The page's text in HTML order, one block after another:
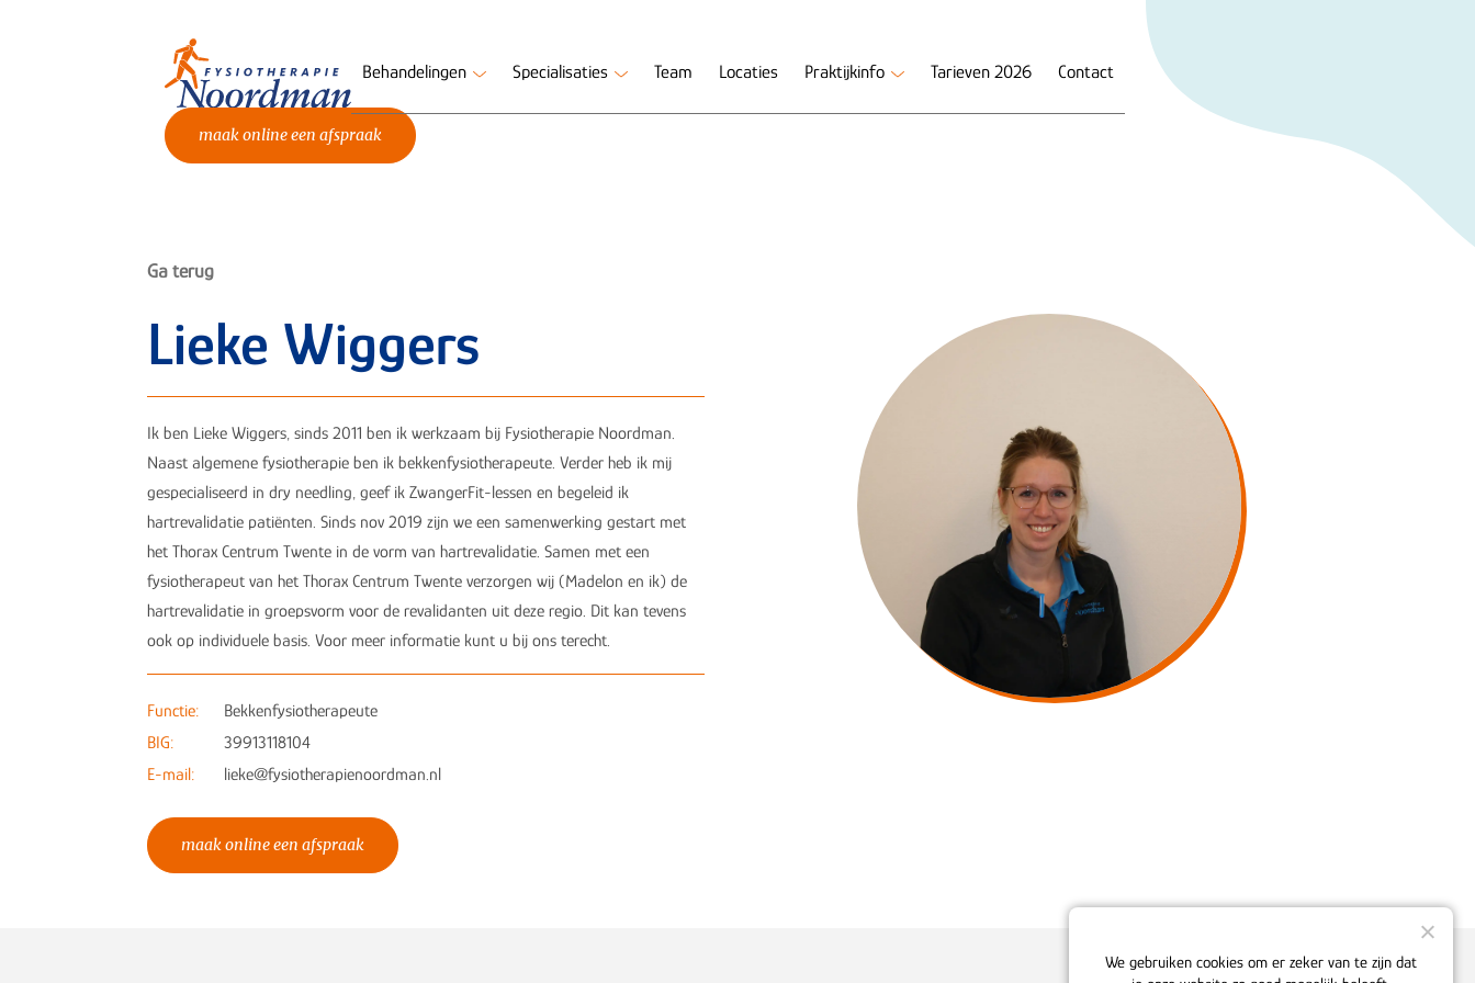
Behandelingen Specialisaties Team Locaties Praktijkinfo Tarieven 2026 Contact
maak online een afspraak
Ga terug
Lieke Wiggers
Ik ben Lieke Wiggers, sinds 2011 ben ik werkzaam bij Fysiotherapie Noordman.
Naast algemene fysiotherapie ben ik bekkenfysiotherapeute. Verder heb ik mij
gespecialiseerd in dry needling, geef ik ZwangerFit-lessen en begeleid ik
hartrevalidatie patiënten. Sinds nov 2019 zijn we een samenwerking gestart met
het Thorax Centrum Twente in de vorm van hartrevalidatie. Samen met een
fysiotherapeut van het Thorax Centrum Twente verzorgen wij (Madelon en ik) de
hartrevalidatie in groepsvorm voor de revalidanten uit deze regio. Dit kan tevens
ook op individuele basis. Voor meer informatie kunt u bij ons terecht.
Functie:
Bekkenfysiotherapeute
BIG:
39913118104
E-mail:
lieke@fysiotherapienoordman.nl
maak online een afspraak
We gebruiken cookies om er zeker van te zijn dat